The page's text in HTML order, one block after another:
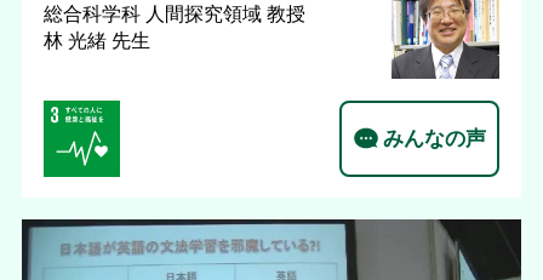
総合科学科 人間探究領域 教授
林 光緒 先生
みんなの声